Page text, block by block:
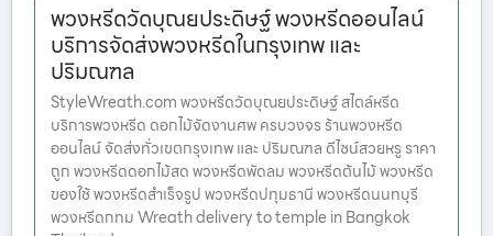
พวงหรีดวัดบุณยประดิษฐ์ พวงหรีดออนไลน์
บริการจัดส่งพวงหรีดในกรุงเทพ และ
ปริมณฑล
StyleWreath.com พวงหรีดวัดบุณยประดิษฐ์ สไตล์หรีด
บริการพวงหรีด ดอกไม้จัดงานศพ ครบวงจร ร้านพวงหรีด
ออนไลน์ จัดส่งทั่วเขตกรุงเทพ และ ปริมณฑล ดีไซน์สวยหรู ราคา
ถูก พวงหรีดดอกไม้สด พวงหรีดพัดลม พวงหรีดต้นไม้ พวงหรีด
ของใช้ พวงหรีดสำเร็จรูป พวงหรีดปทุมธานี พวงหรีดนนทบุรี
พวงหรีดกทม Wreath delivery to temple in Bangkok